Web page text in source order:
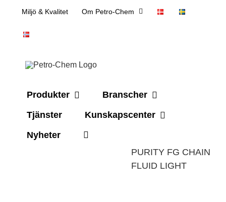
content
Miljö & Kvalitet Om Petro-Chem
Produkter
Branscher
Tjänster
Kunskapscenter
Nyheter
PURITY FG CHAIN
FLUID LIGHT